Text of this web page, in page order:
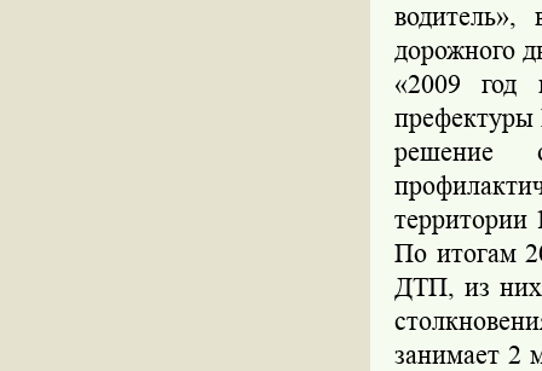
водитель»,
дорожного
«2009 год
решение
территории
По итогам
ДТП, из них
занимает 2